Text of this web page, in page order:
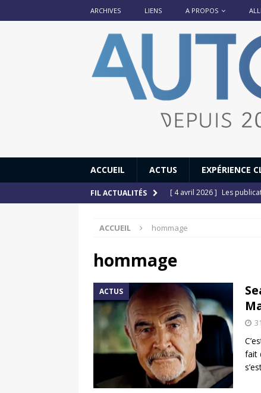
ARCHIVES LIENS A PROPOS
ACCUEIL ACTUS EXPÉRIENCE
FIL ACTUALITÉS [ 4 avril 2026 ] Les
[ 12 juillet 2025 ]
[ 11 avril 2020 ]
ACCUEIL hommage
hommage
ACTUS
fait